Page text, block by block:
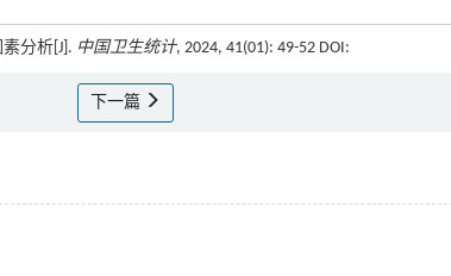
分析[J]. 中国卫生统计, 2024, 41(01): 49-52 DOI:
下一篇